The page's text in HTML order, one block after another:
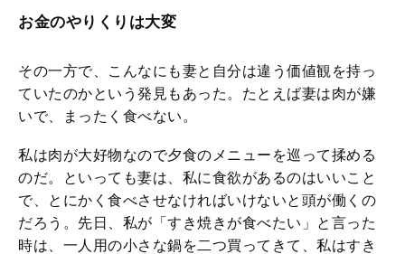
お金のやりくりは大変
その一方で、こんなにも妻と自分は違う価値観を持っ
ていたのかという発見もあった。たとえば妻は肉が嫌
いで、まったく食べない。
私は肉が大好物なので夕食のメニューを巡って揉める
のだ。といっても妻は、私に食欲があるのはいいこと
で、とにかく食べさせなければいけないと頭が働くの
だろう。先日、私が「すき焼きが食べたい」と言った
時は、一人用の小さな鍋を二つ買ってきて、私はすき